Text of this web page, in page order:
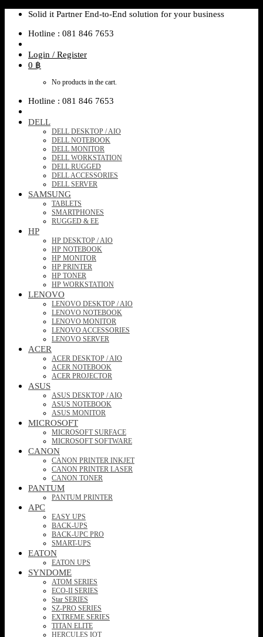
Skip
content
Solid it Partner End-to-End solution for your business
Hotline : 081 846 7653
Login / Register
0 ฿
No products in the cart.
Hotline : 081 846 7653
DELL
DELL DESKTOP / AIO
DELL NOTEBOOK
DELL MONITOR
DELL WORKSTATION
DELL RUGGED
DELL ACCESSORIES
DELL SERVER
SAMSUNG
TABLETS
SMARTPHONES
RUGGED & EE
HP
HP DESKTOP / AIO
HP NOTEBOOK
HP MONITOR
HP PRINTER
HP TONER
HP WORKSTATION
LENOVO
LENOVO DESKTOP / AIO
LENOVO NOTEBOOK
LENOVO MONITOR
LENOVO ACCESSORIES
LENOVO SERVER
ACER
ACER DESKTOP / AIO
ACER NOTEBOOK
ACER PROJECTOR
ASUS
ASUS DESKTOP / AIO
ASUS NOTEBOOK
ASUS MONITOR
MICROSOFT
MICROSOFT SURFACE
MICROSOFT SOFTWARE
CANON
CANON PRINTER INKJET
CANON PRINTER LASER
CANON TONER
PANTUM
PANTUM PRINTER
APC
EASY UPS
BACK-UPS
BACK-UPC PRO
SMART-UPS
EATON
EATON UPS
SYNDOME
ATOM SERIES
ECO-II SERIES
Star SERIES
SZ-PRO SERIES
EXTREME SERIES
TITAN ELITE
HERCULES IOT